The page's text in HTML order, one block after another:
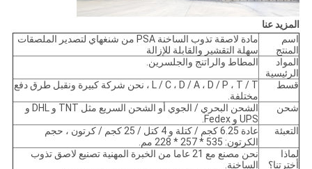
المزيد عنا
اسم
المنتج
مادة لاصقة تذوب الساخنة PSA من شنغهاي لتصدير الملصقات
سهلة التقشير والقابلة للإزالة
المواد
الرئيسية
المطاط والراتنج والجلسرين.
قسط
L / C ، D / A ، D / P ، T / T ، نحن شركة كبيرة ونقبل طرق دفع
مختلفة.
شحن
الشحن البحري / الجوي أو الشحن السريع مثل TNT و DHL و
UPS و Fedex.
التعبئة
عادة 6.25 كجم / كتلة و 4 كتل / 25 كجم / كرتون ، حجم
الكرتون: 535 * 257 * 228 مم.
لماذا
أخترتنا؟
نحن مصنع مع 21 عاما من الخبرة المهنية تصنيع لاصق تذوب
الساخنة.